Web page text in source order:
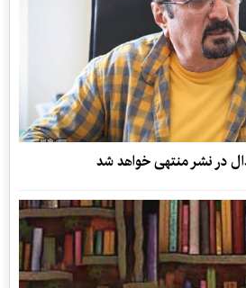
در نشر منتهی خواهد شد